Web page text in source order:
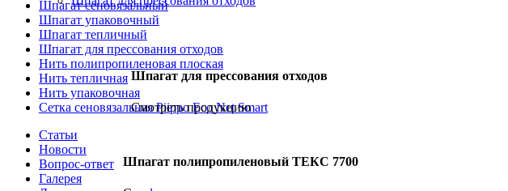
Шпагат для прессования отходов
Смотреть продукцию
Шпагат полипропиленовый ТЕКС 7700
Шпагат сеновязальный
Шпагат упаковочный
Шпагат тепличный
Шпагат для прессования отходов
Нить полипропиленовая плоская
Нить тепличная
Нить упаковочная
Сетка сеновязальная Piippo Eco Net Smart
Статьи
Новости
Вопрос-ответ
Галерея